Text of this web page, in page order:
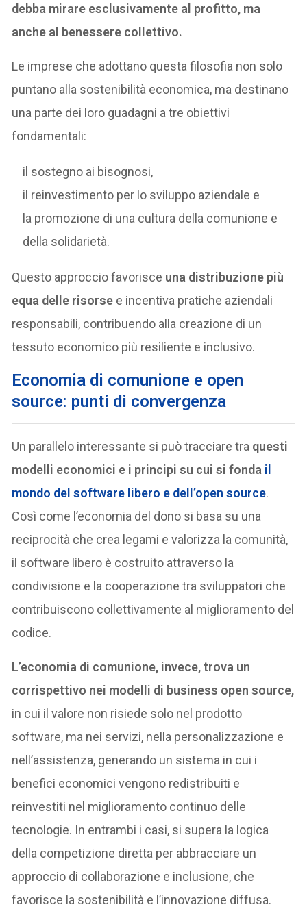
debba mirare esclusivamente al profitto, ma
anche al benessere collettivo.
Le imprese che adottano questa filosofia non solo
puntano alla sostenibilità economica, ma destinano
una parte dei loro guadagni a tre obiettivi
fondamentali:
il sostegno ai bisognosi,
il reinvestimento per lo sviluppo aziendale e
la promozione di una cultura della comunione e
della solidarietà.
Questo approccio favorisce una distribuzione più
equa delle risorse e incentiva pratiche aziendali
responsabili, contribuendo alla creazione di un
tessuto economico più resiliente e inclusivo.
Economia di comunione e open
source: punti di convergenza
Un parallelo interessante si può tracciare tra questi
modelli economici e i principi su cui si fonda il
mondo del software libero e dell’open source.
Così come l’economia del dono si basa su una
reciprocità che crea legami e valorizza la comunità,
il software libero è costruito attraverso la
condivisione e la cooperazione tra sviluppatori che
contribuiscono collettivamente al miglioramento del
codice.
L’economia di comunione, invece, trova un
corrispettivo nei modelli di business open source,
in cui il valore non risiede solo nel prodotto
software, ma nei servizi, nella personalizzazione e
nell’assistenza, generando un sistema in cui i
benefici economici vengono redistribuiti e
reinvestiti nel miglioramento continuo delle
tecnologie. In entrambi i casi, si supera la logica
della competizione diretta per abbracciare un
approccio di collaborazione e inclusione, che
favorisce la sostenibilità e l’innovazione diffusa.